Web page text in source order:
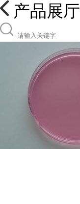
产品展厅